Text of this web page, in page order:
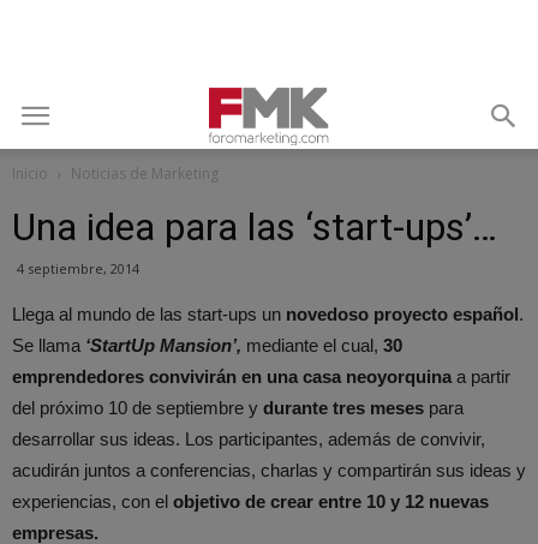
Inicio Noticias de Marketing
Una idea para las ‘start-ups’…
4 septiembre, 2014
Llega al mundo de las start-ups un novedoso proyecto español.
Se llama ‘StartUp Mansion’, mediante el cual, 30
emprendedores convivirán en una casa neoyorquina a partir
del próximo 10 de septiembre y durante tres meses para
desarrollar sus ideas. Los participantes, además de convivir,
acudirán juntos a conferencias, charlas y compartirán sus ideas y
experiencias, con el objetivo de crear entre 10 y 12 nuevas
empresas.